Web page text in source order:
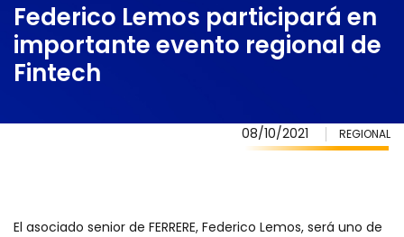
Federico Lemos participará en
importante evento regional de
Fintech
08/10/2021 REGIONAL
El asociado senior de FERRERE, Federico Lemos, será uno de